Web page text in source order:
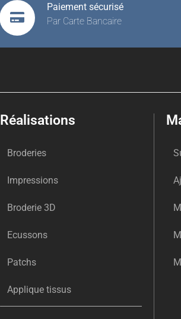
Paiement sécurisé
Par Carte Bancaire
Réalisations
Broderies
Impressions
Broderie 3D
Ecussons
Patchs
Applique tissus